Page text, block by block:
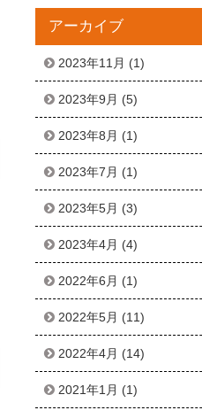
アーカイブ
2023年11月 (1)
2023年9月 (5)
2023年8月 (1)
2023年7月 (1)
2023年5月 (3)
2023年4月 (4)
2022年6月 (1)
2022年5月 (11)
2022年4月 (14)
2021年1月 (1)